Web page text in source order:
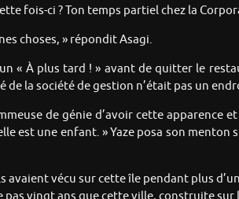
fois-ci ? Ton temps partiel chez la
choses, » répondit Asagi.
« À plus tard ! » avant de quitter le
de la société de gestion n’était pas un
de génie d’avoir cette apparence
est une enfant. » Yaze posa son menton
vécu sur cette île pendant plus